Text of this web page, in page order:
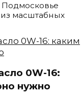
масштабных
0W-16:
нужно